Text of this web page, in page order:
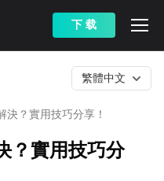
下 载
決？實用技巧分享！
繁體中文
？實用技巧分